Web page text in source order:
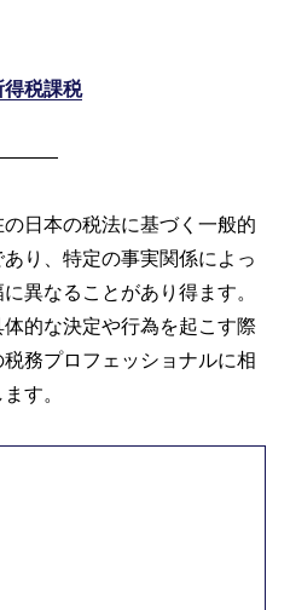
得税課税
日本の税法に基づく一般的
り、特定の事実関係によっ
異なることがあり得ます。
的な決定や行為を起こす際
務プロフェッショナルに相
す。